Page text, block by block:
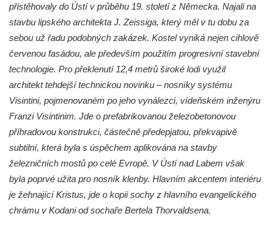
Kaple Olivetské hory pod věží kostela
svatého Michaela Archanděla v Bochově
Mildeova kaple pod Ortelem
Kostel Zvěstování Panny Marie v Duchcově
Výklenková kaple v Teplické ulici u stadionu
v Duchcově
Evangelický kostel v Duchcově
Kostel svatých Petra a Pavla v Jeníkově
Kaple svaté Anny v Jeníkově
Kaple svatého Jana Nepomuckého v
Lahošti
přistěhovaly do Ústí v průběhu 19. století z Německa. Najali na
stavbu lipského architekta J. Zeissiga, který měl v tu dobu za
sebou už řadu podobných zakázek. Kostel vyniká nejen cihlově
červenou fasádou, ale především použitím progresivní stavební
technologie. Pro překlenutí 12,4 metrů široké lodi využil
architekt tehdejší technickou novinku – nosníky systému
Visintini, pojmenovaném po jeho vynálezci, vídeňském inženýru
Franzi Visintinim. Jde o prefabrikovanou železobetonovou
příhradovou konstrukci, částečně předepjatou, překvapivě
subtilní, která byla s úspěchem aplikována na stavby
železničních mostů po celé Evropě. V Ústí nad Labem však
byla poprvé užita pro nosník klenby. Hlavním akcentem interiéru
je žehnající Kristus, jde o kopii sochy z hlavního evangelického
chrámu v Kodani od sochaře Bertela Thorvaldsena.